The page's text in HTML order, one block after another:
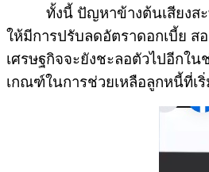
ทั้งนี้ ปัญหาข้างต้นเสียงสะท้อ
ให้มีการปรับลดอัตราดอกเบี้ย ส
เศรษฐกิจจะยังชะลอตัวไปอีกใ
เกณฑ์ในการช่วยเหลือลูกหนี้ที่เ